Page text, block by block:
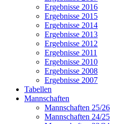
Ergebnisse 2016
Ergebnisse 2015
Ergebnisse 2014
Ergebnisse 2013
Ergebnisse 2012
Ergebnisse 2011
Ergebnisse 2010
Ergebnisse 2008
Ergebnisse 2007
Tabellen
Mannschaften
Mannschaften 25/26
Mannschaften 24/25